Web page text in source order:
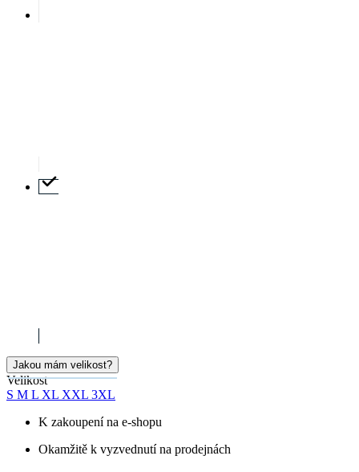
Jakou mám velikost?
Velikost
S M L XL XXL 3XL
K zakoupení na e-shopu
Okamžitě k vyzvednutí na prodejnách